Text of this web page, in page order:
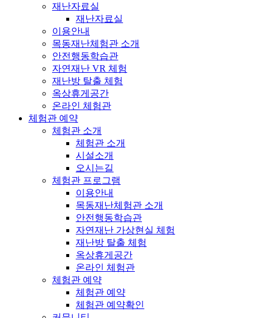
재난자료실
재난자료실
이용안내
목동재난체험관 소개
안전행동학습관
자연재난 VR 체험
재난방 탈출 체험
옥상휴게공간
온라인 체험관
체험관 예약
체험관 소개
체험관 소개
시설소개
오시는길
체험관 프로그램
이용안내
목동재난체험관 소개
안전행동학습관
자연재난 가상현실 체험
재난방 탈출 체험
옥상휴게공간
온라인 체험관
체험관 예약
체험관 예약
체험관 예약확인